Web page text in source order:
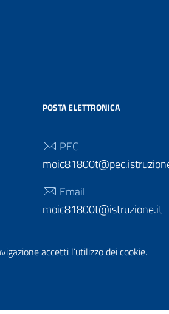
accetti l’utilizzo dei cookie.
POSTA ELETTRONICA
PEC
Email
moic81800t@istruzione.it